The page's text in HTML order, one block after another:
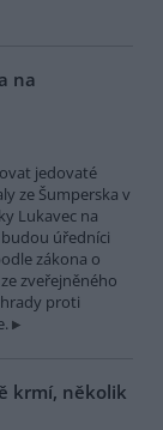
na
jedovaté
ze Šumperska v
Lukavec na
úředníci
zákona o
zveřejněného
proti
krmí, několik